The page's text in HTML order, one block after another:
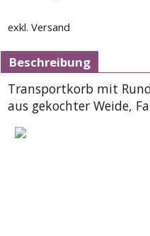
exkl. Versand
Beschreibung
Transportkorb mit
aus gekochter Weide,